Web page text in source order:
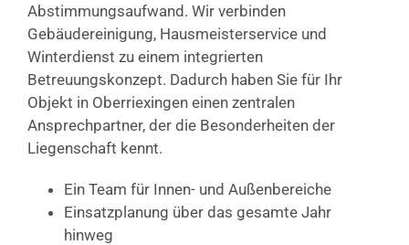
Abstimmungsaufwand. Wir verbinden
Gebäudereinigung, Hausmeisterservice und
Winterdienst zu einem integrierten
Betreuungskonzept. Dadurch haben Sie für Ihr
Objekt in Oberriexingen einen zentralen
Ansprechpartner, der die Besonderheiten der
Liegenschaft kennt.
Ein Team für Innen- und Außenbereiche
Einsatzplanung über das gesamte Jahr
hinweg